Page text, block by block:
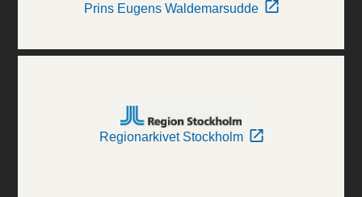
Prins Eugens Waldemarsudde
Regionarkivet Stockholm